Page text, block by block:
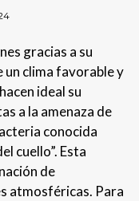
gracias a su
un clima favorable y
ideal su
a la amenaza de
conocida
cuello”. Esta
de
atmosféricas. Para